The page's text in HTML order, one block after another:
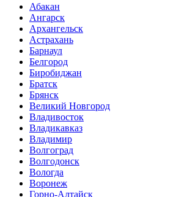
Абакан
Ангарск
Архангельск
Астрахань
Барнаул
Белгород
Биробиджан
Братск
Брянск
Великий Новгород
Владивосток
Владикавказ
Владимир
Волгоград
Волгодонск
Вологда
Воронеж
Горно-Алтайск